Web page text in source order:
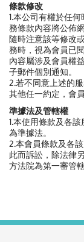
條款修改
1.本公司有權於任
務條款內容將公佈
隨時注意該等修改
務時，視為會員已
內容屬涉及會員權
子郵件個別通知。
2.若不同意上述的
其他任一約定，會
準據法及管轄權
1.本使用條款及各
為準據法。
2.本會員條款及各
此而訴訟，除法律
方法院為第一審管轄